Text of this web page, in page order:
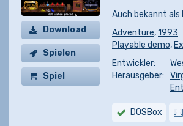
Download
Spielen
Spiel
Auch bekannt als
Adventure,1993
Playable demo,
Entwickler:
Herausgeber:
DOSBox